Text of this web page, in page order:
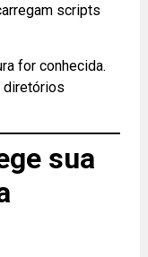
scripts
for conhecida.
diretórios
sua